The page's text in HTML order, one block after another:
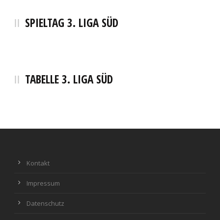
SPIELTAG 3. LIGA SÜD
TABELLE 3. LIGA SÜD
Kontakt
Impressum
Datenschutz